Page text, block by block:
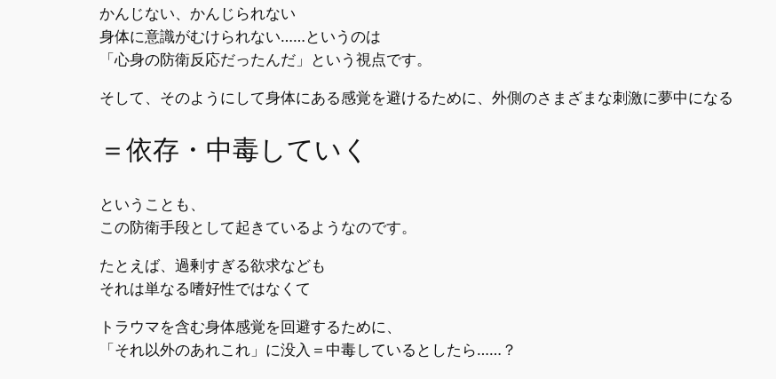
かんじない、かんじられない
身体に意識がむけられない……というのは
「心身の防衛反応だったんだ」という視点です。
そして、そのようにして身体にある感覚を避けるために、外側のさまざまな刺激に夢中になる
＝依存・中毒していく
ということも、
この防衛手段として起きているようなのです。
たとえば、過剰すぎる欲求なども
それは単なる嗜好性ではなくて
トラウマを含む身体感覚を回避するために、
「それ以外のあれこれ」に没入＝中毒しているとしたら……？